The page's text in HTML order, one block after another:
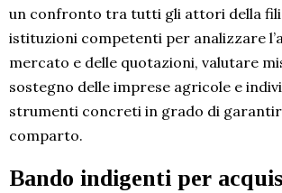
un confronto tra tutti gli attori della
istituzioni competenti per analizzare
mercato e delle quotazioni, valutare
sostegno delle imprese agricole e
strumenti concreti in grado di
comparto.
Bando indigenti per